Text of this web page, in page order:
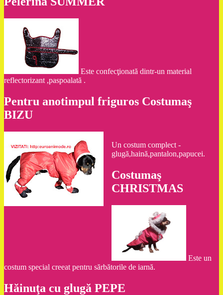
Este confecţionată dintr-un material
reflectorizant ,paspoalată .
Pentru anotimpul friguros Costumaş
BIZU
Un costum complect -
glugă,haină,pantalon,papucei.
Costumaş
CHRISTMAS
Este un
costum special creeat pentru sărbătorile de iarnă.
Hăinuţa cu glugă PEPE